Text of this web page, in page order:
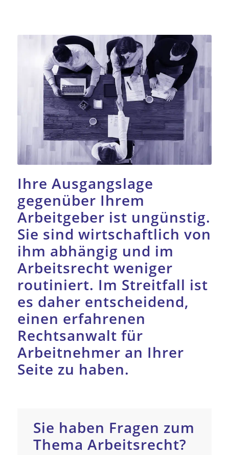
Ihre Ausgangslage
gegenüber Ihrem
Arbeitgeber ist ungünstig.
Sie sind wirtschaftlich von
ihm abhängig und im
Arbeitsrecht weniger
routiniert. Im Streitfall ist
es daher entscheidend,
einen erfahrenen
Rechtsanwalt für
Arbeitnehmer an Ihrer
Seite zu haben.
Sie haben Fragen zum
Thema Arbeitsrecht?